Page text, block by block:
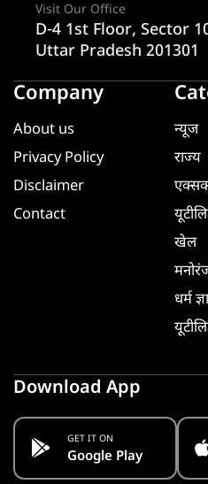
Visit Our Office
D-4 1st Floor, Sector
Uttar Pradesh 201301
Company
About us
Privacy Policy
Disclaimer
Contact
न्यूज
राज्य
खेल
धर्म
Download App
GET IT ON
Google Play